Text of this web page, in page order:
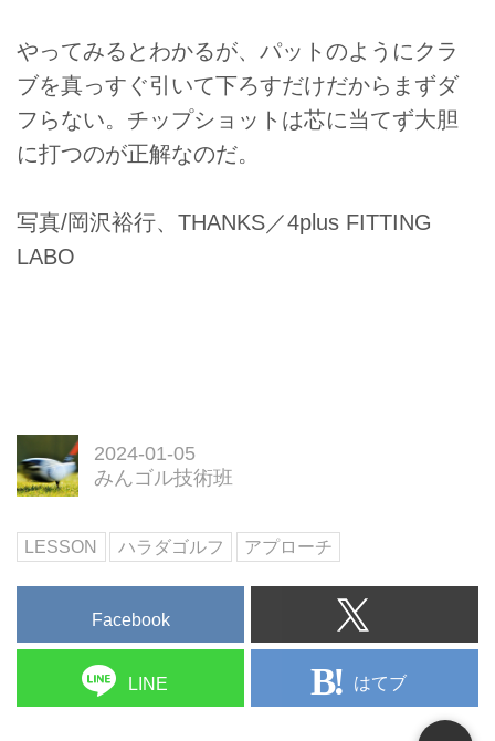
やってみるとわかるが、パットのようにクラ
ブを真っすぐ引いて下ろすだけだからまずダ
フらない。チップショットは芯に当てず大胆
に打つのが正解なのだ。
写真/岡沢裕行、THANKS／4plus FITTING
LABO
2024-01-05
みんゴル技術班
LESSON ハラダゴルフ アプローチ
Facebook
LINE はてブ